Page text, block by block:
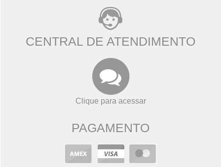
CENTRAL DE ATENDIMENTO
Clique para acessar
PAGAMENTO